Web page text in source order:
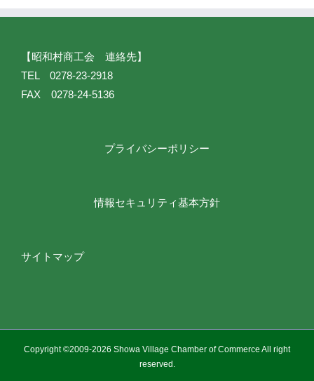
【昭和村商工会 連絡先】
TEL 0278-23-2918
FAX 0278-24-5136
プライバシーポリシー
情報セキュリティ基本方針
サイトマップ
Copyright ©2009-2026 Showa Village Chamber of Commerce All right
reserved.